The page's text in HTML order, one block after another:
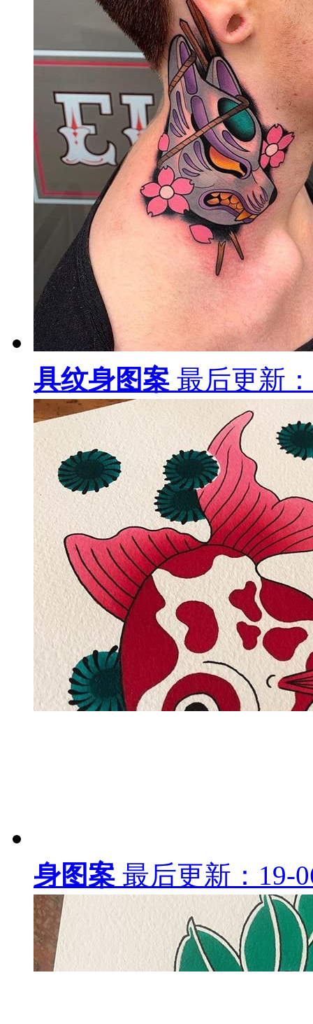
具纹身图案 最后更新
身图案 最后更新：19-